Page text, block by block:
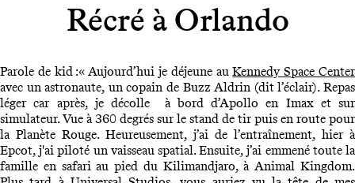
Récré à Orlando
Parole de kid :« Aujourd’hui je déjeune auKennedy Space Center
avec un astronaute, un copain de Buzz Aldrin (dit l’éclair). Repas
léger car après, je décolle à bord d’Apollo en Imax et sur
simulateur. Vue à 360 degrés sur le stand de tir puis en route pour
la Planète Rouge. Heureusement, j’ai de l’entraînement, hier à
Epcot, j'ai piloté un vaisseau spatial. Ensuite, j’ai emmené toute la
famille en safari au pied du Kilimandjaro, à Animal Kingdom.